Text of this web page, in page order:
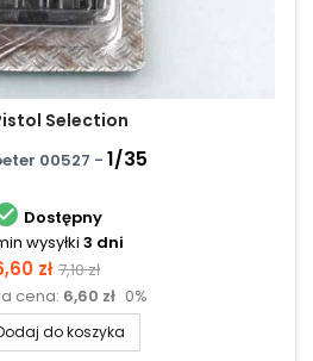
Pistol Selection
00527 - 1/35
Dostępny
wysyłki 3 dni
zł Cena
podstawowa
7,10 zł
cena: 6,60 zł 0%
do koszyka